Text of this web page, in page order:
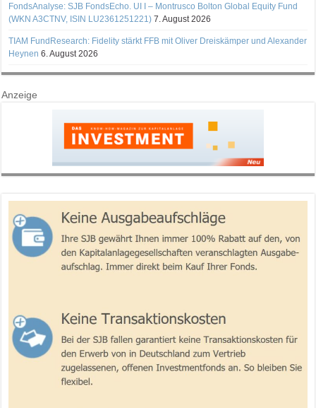
FondsAnalyse: SJB FondsEcho. UI I – Montrusco Bolton Global Equity Fund
(WKN A3CTNV, ISIN LU2361251221) 7. August 2026
TIAM FundResearch: Fidelity stärkt FFB mit Oliver Dreiskämper und Alexander
Heynen 6. August 2026
Anzeige